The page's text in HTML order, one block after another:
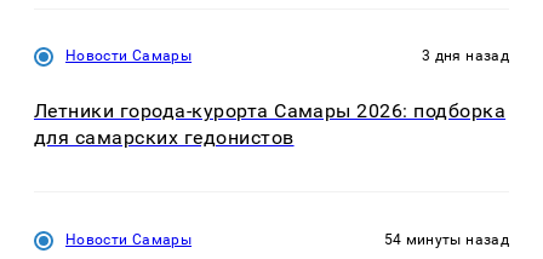
Новости Самары 3 дня назад
Летники города-курорта Самары 2026: подборка
для самарских гедонистов
Новости Самары 54 минуты назад